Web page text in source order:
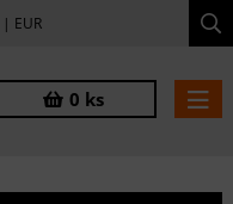
| EUR
0 ks